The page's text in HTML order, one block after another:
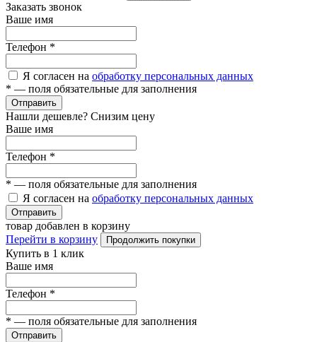
Заказать звонок
Ваше имя
Телефон *
Я согласен на обработку персональных данных
* — поля обязательные для заполнения
Отправить
Нашли дешевле? Снизим цену
Ваше имя
Телефон *
* — поля обязательные для заполнения
Я согласен на обработку персональных данных
Отправить
товар добавлен в корзину
Перейти в корзину
Продолжить покупки
Купить в 1 клик
Ваше имя
Телефон *
* — поля обязательные для заполнения
Отправить